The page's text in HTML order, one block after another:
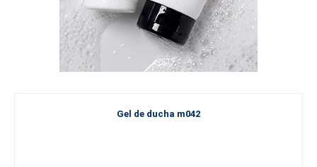
Gel de ducha m042